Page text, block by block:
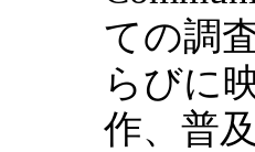
ての調
らびに
作、普